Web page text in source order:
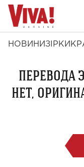
НОВИНИ ЗІРКИ
ПЕРЕВОДА
НЕТ,